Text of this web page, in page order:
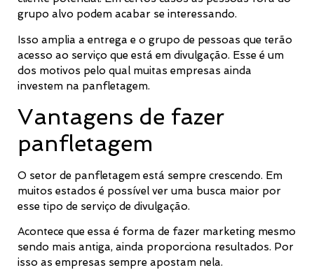
grupo alvo podem acabar se interessando.
Isso amplia a entrega e o grupo de pessoas que terão
acesso ao serviço que está em divulgação. Esse é um
dos motivos pelo qual muitas empresas ainda
investem na panfletagem.
Vantagens de fazer
panfletagem
O setor de panfletagem está sempre crescendo. Em
muitos estados é possível ver uma busca maior por
esse tipo de serviço de divulgação.
Acontece que essa é forma de fazer marketing mesmo
sendo mais antiga, ainda proporciona resultados. Por
isso as empresas sempre apostam nela.